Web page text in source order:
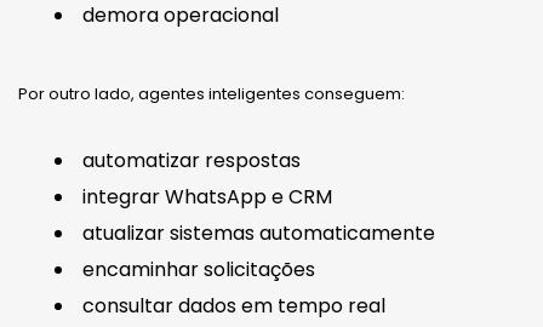
demora operacional
Por outro lado, agentes inteligentes conseguem:
automatizar respostas
integrar WhatsApp e CRM
atualizar sistemas automaticamente
encaminhar solicitações
consultar dados em tempo real